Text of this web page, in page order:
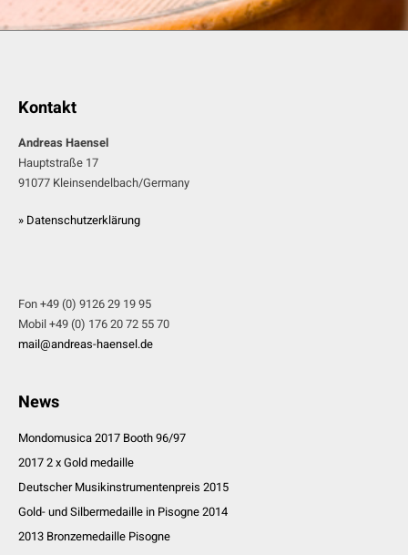
Kontakt
Andreas Haensel
Hauptstraße 17
91077 Kleinsendelbach/Germany
» Datenschutzerklärung
Fon +49 (0) 9126 29 19 95
Mobil +49 (0) 176 20 72 55 70
mail@andreas-haensel.de
News
Mondomusica 2017 Booth 96/97
2017 2 x Gold medaille
Deutscher Musikinstrumentenpreis 2015
Gold- und Silbermedaille in Pisogne 2014
2013 Bronzemedaille Pisogne